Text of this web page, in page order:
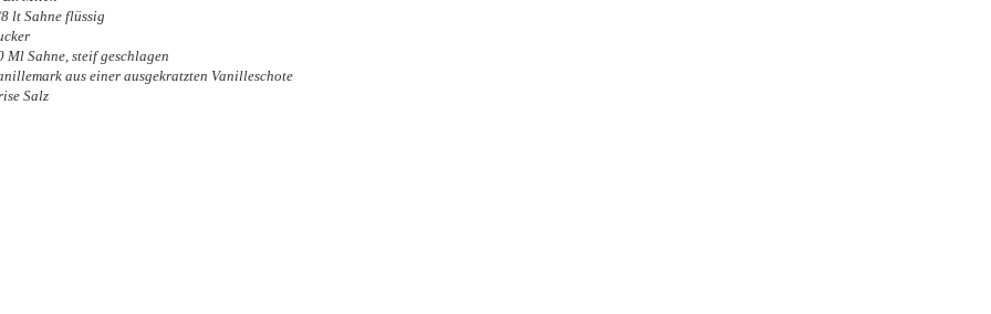
lt Sahne flüssig
Ml Sahne, steif geschlagen
aus einer ausgekratzten Vanilleschote
Salz